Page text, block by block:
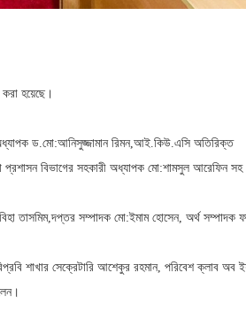
হয়েছে।
ড.মো:আনিসুজ্জামান রিমন,আই.কিউ.এসি অতিরিক্ত
প্রশাসন বিভাগের সহকারী অধ্যাপক মো:শামসুল আরেফিন সহ
তাসমিম,দপ্তর সম্পাদক মো:ইমাম হোসেন, অর্থ সম্পাদক
শাখার সেক্রেটারি আশেকুর রহমান, পরিবেশ ক্লাব অব